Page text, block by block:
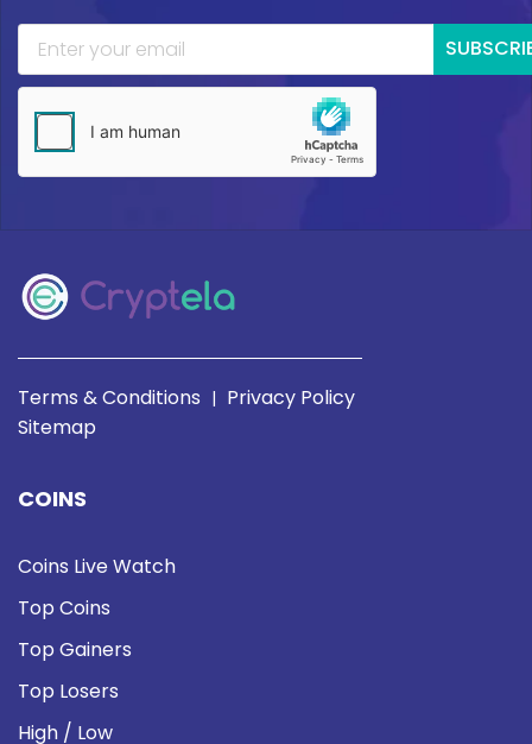
Terms & Conditions | Privacy Policy
Sitemap
COINS
Coins Live Watch
Top Coins
Top Gainers
Top Losers
High / Low